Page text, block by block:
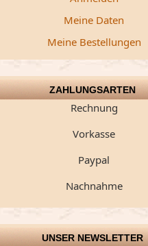
Meine Daten
Meine Bestellungen
ZAHLUNGSARTEN
Rechnung
Vorkasse
Paypal
Nachnahme
UNSER NEWSLETTER